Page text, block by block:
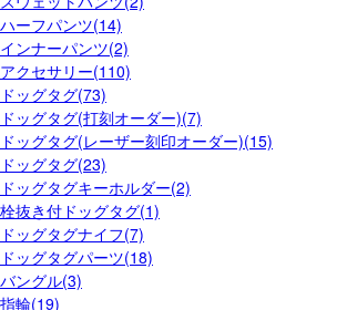
ハーフパンツ(14)
インナーパンツ(2)
アクセサリー(110)
ドッグタグ(73)
ドッグタグ(打刻オーダー)(7)
ドッグタグ(レーザー刻印オーダー)(15)
ドッグタグ(23)
ドッグタグキーホルダー(2)
栓抜き付ドッグタグ(1)
ドッグタグナイフ(7)
ドッグタグパーツ(18)
バングル(3)
指輪(19)